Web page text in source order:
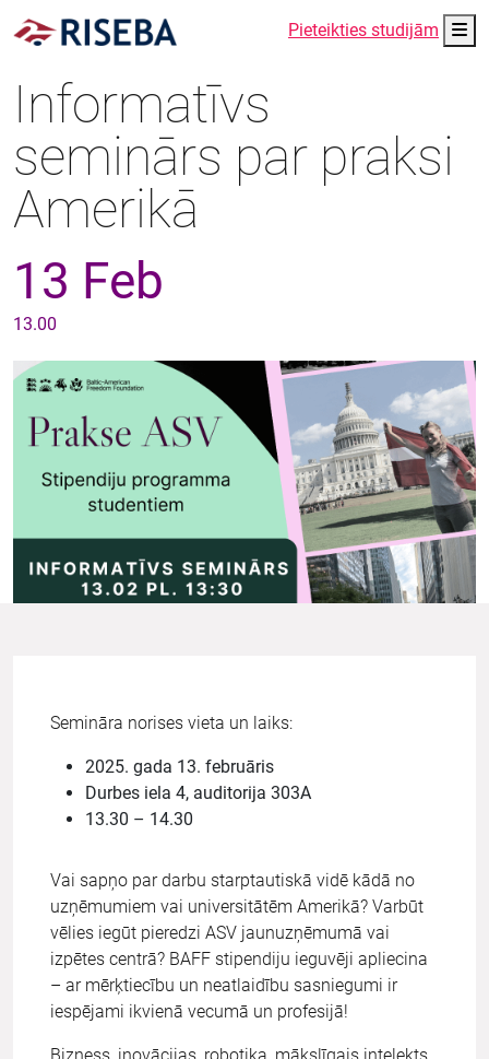
Pieteikties studijām
Informatīvs
seminārs par praksi
Amerikā
13 Feb
13.00
Semināra norises vieta un laiks:
2025. gada 13. februāris
Durbes iela 4, auditorija 303A
13.30 – 14.30
Vai sapņo par darbu starptautiskā vidē kādā no
uzņēmumiem vai universitātēm Amerikā? Varbūt
vēlies iegūt pieredzi ASV jaunuzņēmumā vai
izpētes centrā? BAFF stipendiju ieguvēji apliecina
– ar mērķtiecību un neatlaidību sasniegumi ir
iespējami ikvienā vecumā un profesijā!